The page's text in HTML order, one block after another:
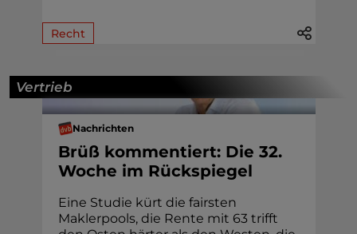
Recht
Vertrieb
Nachrichten
Brüß kommentiert: Die 32.
Woche im Rückspiegel
Eine Studie kürt die fairsten
Maklerpools, die Rente mit 63 trifft